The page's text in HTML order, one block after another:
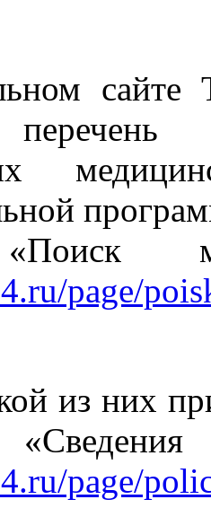
сайте
page/
из них
page/